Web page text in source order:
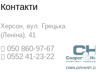
Контакти
Херсон, вул. Грецька
(Леніна), 41
050 860-97-67
0552 41-23-22